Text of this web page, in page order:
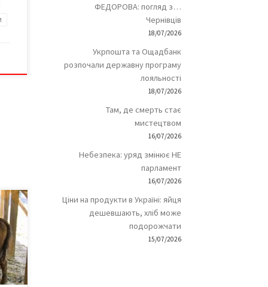
ФЕДОРОВА: погляд з…
Чернівців
18/07/2026
Укрпошта та Ощадбанк
розпочали державну програму
лояльності
18/07/2026
Там, де смерть стає
мистецтвом
16/07/2026
Небезпека: уряд змінює НЕ
парламент
16/07/2026
Ціни на продукти в Україні: яйця
дешевшають, хліб може
подорожчати
15/07/2026